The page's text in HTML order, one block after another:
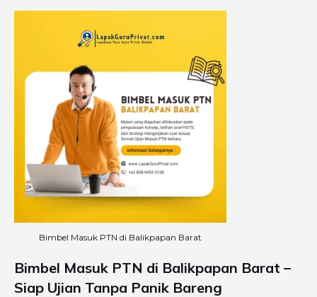
Bimbel Masuk PTN di Balikpapan Barat
Bimbel Masuk PTN di Balikpapan Barat –
Siap Ujian Tanpa Panik Bareng